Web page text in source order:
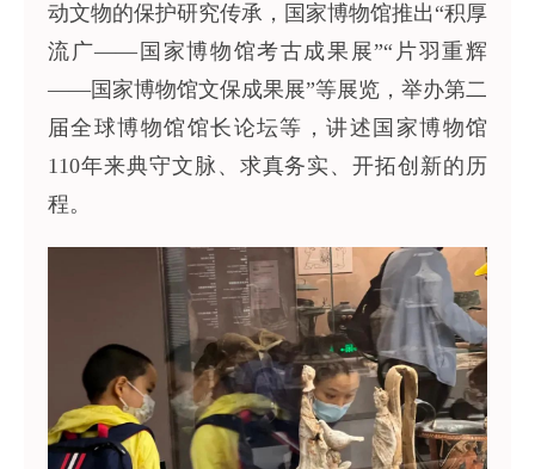
动文物的保护研究传承，国家博物馆推出“积厚
流广——国家博物馆考古成果展”“片羽重辉
——国家博物馆文保成果展”等展览，举办第二
届全球博物馆馆长论坛等，讲述国家博物馆
110年来典守文脉、求真务实、开拓创新的历
程。